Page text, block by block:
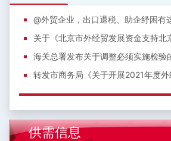
@外贸企业，出口退税、助企纾困有
关于《北京市外经贸发展资金支持
海关总署发布关于调整必须实施检验
转发市商务局《关于开展2021年度
供需信息